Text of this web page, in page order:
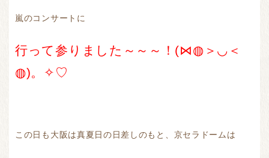
嵐のコンサートに
行って参りました～～～！(⋈◍＞◡＜
◍)。✧♡
この日も大阪は真夏日の日差しのもと、京セラドームは